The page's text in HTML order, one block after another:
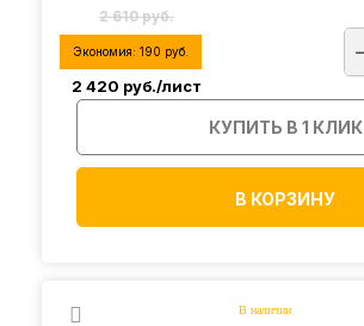
2 610 руб.
Экономия: 190 руб.
2 420 руб./лист
КУПИТЬ В 1 КЛИК
В КОРЗИНУ